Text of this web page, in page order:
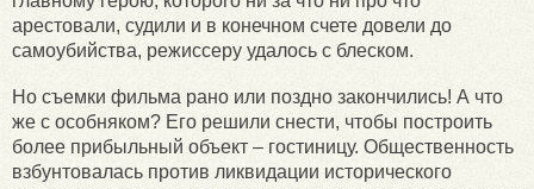
арестовали, судили и в конечном счете довели до
самоубийства, режиссеру удалось с блеском.
Но съемки фильма рано или поздно закончились! А что
же с особняком? Его решили снести, чтобы построить
более прибыльный объект – гостиницу. Общественность
взбунтовалась против ликвидации исторического